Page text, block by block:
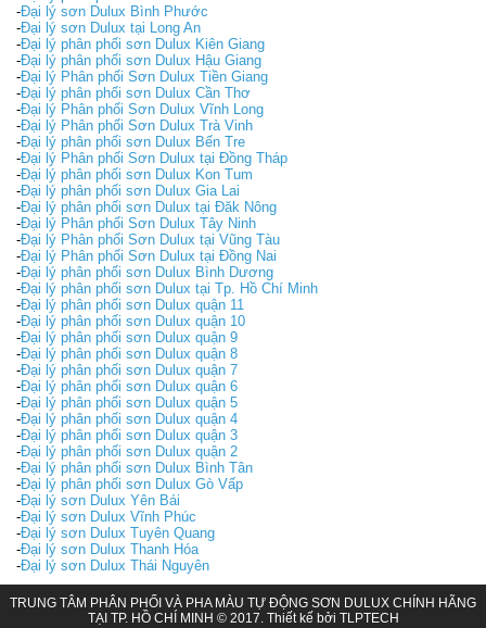
-Đại lý sơn Dulux Bình Phước
-Đại lý sơn Dulux tại Long An
-Đại lý phân phối sơn Dulux Kiên Giang
-Đại lý phân phối sơn Dulux Hậu Giang
-Đại lý Phân phối Sơn Dulux Tiền Giang
-Đại lý phân phối sơn Dulux Cần Thơ
-Đại lý Phân phối Sơn Dulux Vĩnh Long
-Đại lý Phân phối Sơn Dulux Trà Vinh
-Đại lý phân phối sơn Dulux Bến Tre
-Đại lý Phân phối Sơn Dulux tại Đồng Tháp
-Đại lý phân phối sơn Dulux Kon Tum
-Đại lý phân phối sơn Dulux Gia Lai
-Đại lý phân phối sơn Dulux tại Đăk Nông
-Đại lý Phân phối Sơn Dulux Tây Ninh
-Đại lý Phân phối Sơn Dulux tại Vũng Tàu
-Đại lý Phân phối Sơn Dulux tại Đồng Nai
-Đại lý phân phối sơn Dulux Bình Dương
-Đại lý phân phối sơn Dulux tại Tp. Hồ Chí Minh
-Đại lý phân phối sơn Dulux quận 11
-Đại lý phân phối sơn Dulux quận 10
-Đại lý phân phối sơn Dulux quận 9
-Đại lý phân phối sơn Dulux quận 8
-Đại lý phân phối sơn Dulux quận 7
-Đại lý phân phối sơn Dulux quận 6
-Đại lý phân phối sơn Dulux quận 5
-Đại lý phân phối sơn Dulux quận 4
-Đại lý phân phối sơn Dulux quận 3
-Đại lý phân phối sơn Dulux quận 2
-Đại lý phân phối sơn Dulux Bình Tân
-Đại lý phân phối sơn Dulux Gò Vấp
-Đại lý sơn Dulux Yên Bái
-Đại lý sơn Dulux Vĩnh Phúc
-Đại lý sơn Dulux Tuyên Quang
-Đại lý sơn Dulux Thanh Hóa
-Đại lý sơn Dulux Thái Nguyên
TRUNG TÂM PHÂN PHỐI VÀ PHA MÀU TỰ ĐỘNG SƠN DULUX CHÍNH HÃNG
TẠI TP. HỒ CHÍ MINH © 2017. Thiết kế bởi TLPTECH